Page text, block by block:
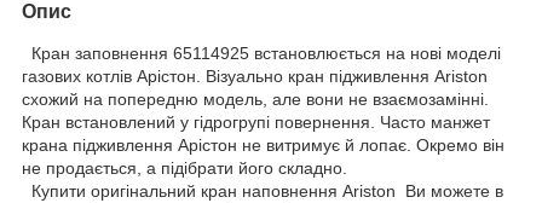
Опис
Кран заповнення 65114925 встановлюється на нові моделі
газових котлів Арістон. Візуально кран підживлення Ariston
схожий на попередню модель, але вони не взаємозамінні.
Кран встановлений у гідрогрупі повернення. Часто манжет
крана підживлення Арістон не витримує й лопає. Окремо він
не продається, а підібрати його складно.
Купити оригінальний кран наповнення Ariston Ви можете в